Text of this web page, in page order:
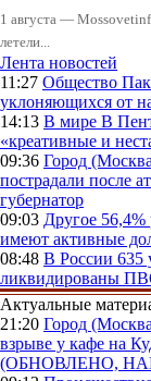
1 августа —
летели...
Лента новостей
11:27 Общество
уклоняющихся от
14:13 В мире В
«креативные и
09:36 Город
пострадали после
губернатор
09:03 Другое 56,4%
имеют активные
08:48 В России 635
ликвидированы
Актуальные
21:20 Город
взрыве у кафе на
(ОБНОВЛЕНО,